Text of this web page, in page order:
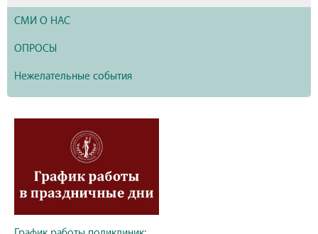
СМИ О НАС
ОПРОСЫ
Нежелательные события